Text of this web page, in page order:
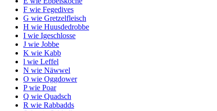
F wie Fegedives
G wie Gretzelfleisch
H wie Huusdedrobbe
I wie Igeschlosse
J wie Jobbe
K wie Kabb
l wie Leffel
N wie Näwwel
O wie Oggdower
P wie Poar
Q wie Quadsch
R wie Rabbadds